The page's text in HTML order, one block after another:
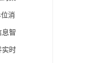
消
息智
实时